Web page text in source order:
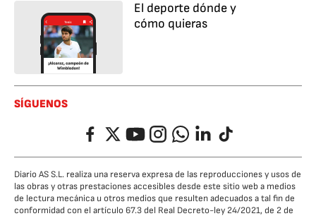
El deporte dónde y
cómo quieras
SÍGUENOS
FacebookTwitterYouTubeInstagramWhatsappLinkedIn
TikTok
Diario AS S.L. realiza una reserva expresa de las reproducciones y usos de
las obras y otras prestaciones accesibles desde este sitio web a medios
de lectura mecánica u otros medios que resulten adecuados a tal fin de
conformidad con el artículo 67.3 del Real Decreto-ley 24/2021, de 2 de